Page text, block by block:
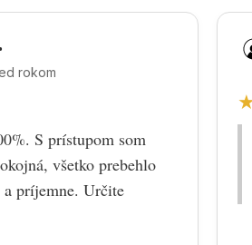
rokom
S prístupom som
všetko prebehlo
a príjemne. Určite